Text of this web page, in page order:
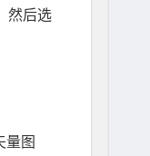
然后选
量图